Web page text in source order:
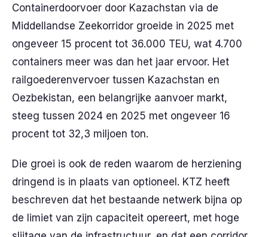
Containerdoorvoer door Kazachstan via de
Middellandse Zeekorridor groeide in 2025 met
ongeveer 15 procent tot 36.000 TEU, wat 4.700
containers meer was dan het jaar ervoor. Het
railgoederenvervoer tussen Kazachstan en
Oezbekistan, een belangrijke aanvoer markt,
steeg tussen 2024 en 2025 met ongeveer 16
procent tot 32,3 miljoen ton.
Die groei is ook de reden waarom de herziening
dringend is in plaats van optioneel. KTZ heeft
beschreven dat het bestaande netwerk bijna op
de limiet van zijn capaciteit opereert, met hoge